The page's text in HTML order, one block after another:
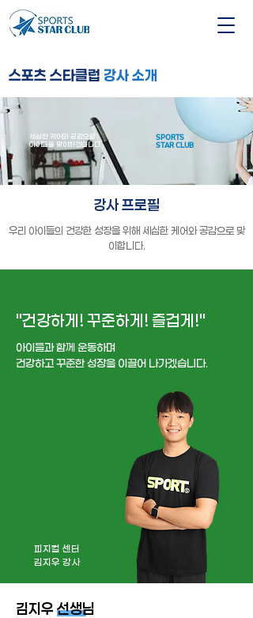
스포츠 스타클럽 강사 소개
세심한 케어와 공감으로
​아이들을 맞이하겠습니다.
SPORTS
STAR CLUB
강사 프로필
우리 아이들의 건강한 성장을 위해 세심한 케어와 공감으로 맞
이합니다.
"건강하게! 꾸준하게! 즐겁게!"
아이들과 함께 운동하며
​건강하고 꾸준한 성장을 이끌어 나가겠습니다.
피지컬 센터
김지우 강사
김지우 선생님